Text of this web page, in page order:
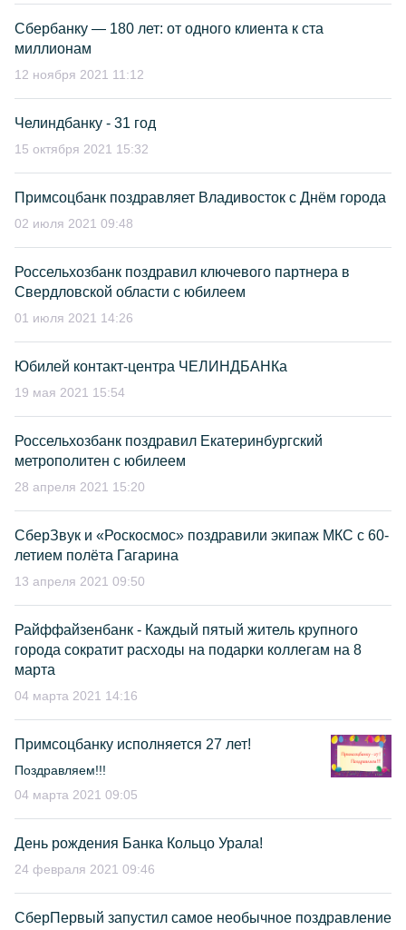
Сбербанку — 180 лет: от одного клиента к ста
миллионам
12 ноября 2021 11:12
Челиндбанку - 31 год
15 октября 2021 15:32
Примсоцбанк поздравляет Владивосток с Днём города
02 июля 2021 09:48
Россельхозбанк поздравил ключевого партнера в
Свердловской области с юбилеем
01 июля 2021 14:26
Юбилей контакт-центра ЧЕЛИНДБАНКа
19 мая 2021 15:54
Россельхозбанк поздравил Екатеринбургский
метрополитен с юбилеем
28 апреля 2021 15:20
СберЗвук и «Роскосмос» поздравили экипаж МКС с 60-
летием полёта Гагарина
13 апреля 2021 09:50
Райффайзенбанк - Каждый пятый житель крупного
города сократит расходы на подарки коллегам на 8
марта
04 марта 2021 14:16
Примсоцбанку исполняется 27 лет!
Поздравляем!!!
04 марта 2021 09:05
День рождения Банка Кольцо Урала!
24 февраля 2021 09:46
СберПервый запустил самое необычное поздравление